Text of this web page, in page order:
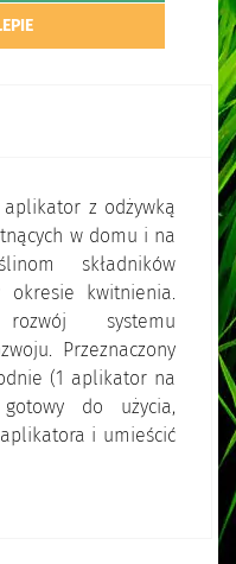
aplikator z odżywką
w domu i na
składników
okresie kwitnienia.
systemu
Przeznaczony
(1 aplikator na
do użycia,
i umieścić